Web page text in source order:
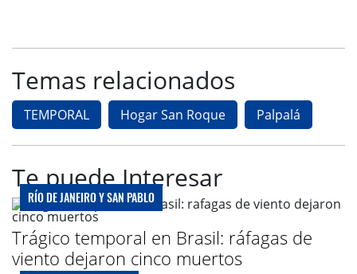
Temas relacionados
TEMPORAL Hogar San Roque Palpalá
Te puede Interesar
RÍO DE JANEIRO Y SAN PABLO
Trágico temporal en Brasil: ráfagas de
viento dejaron cinco muertos